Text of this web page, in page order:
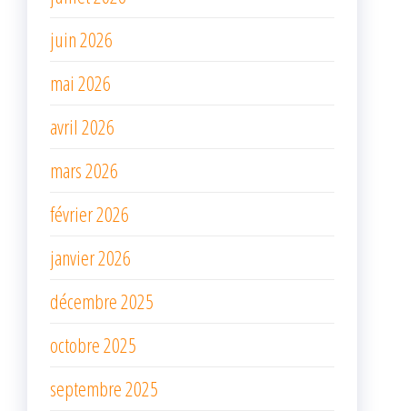
juin 2026
mai 2026
avril 2026
mars 2026
février 2026
janvier 2026
décembre 2025
octobre 2025
septembre 2025